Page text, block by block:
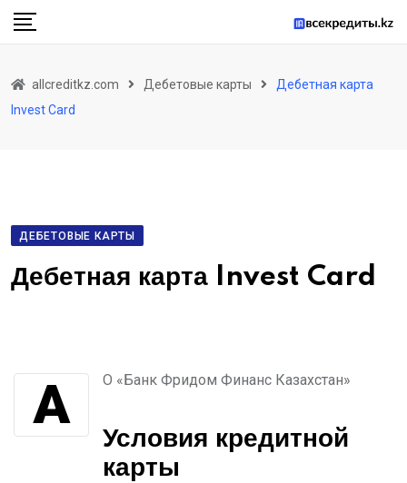
allcreditkz.com Дебетовые карты
Дебетная карта
Invest Card
ДЕБЕТОВЫЕ КАРТЫ
Дебетная карта Invest Card
АО «Банк Фридом Финанс Казахстан»
Условия кредитной
карты